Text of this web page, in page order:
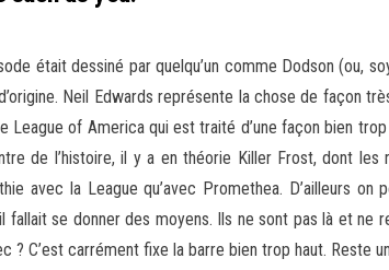
était dessiné par quelqu’un comme Dodson (ou,
Neil Edwards représente la chose de façon
of America qui est traité d’une façon bien
de l’histoire, il y a en théorie Killer Frost, dont
avec la League qu’avec Promethea. D’ailleurs
se donner des moyens. Ils ne sont pas là et ne
? C’est carrément fixe la barre bien trop haut. Reste